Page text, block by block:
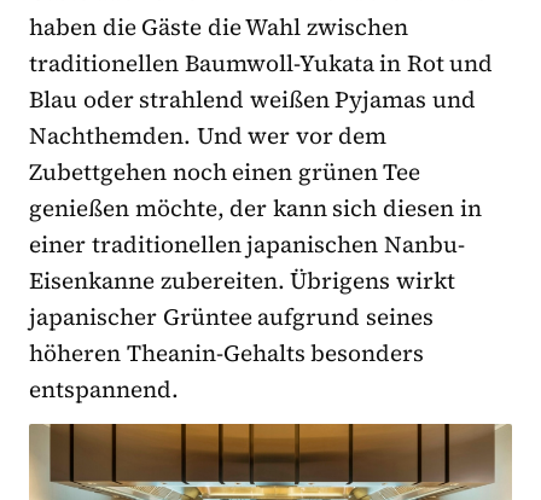
haben die Gäste die Wahl zwischen
traditionellen Baumwoll-Yukata in Rot und
Blau oder strahlend weißen Pyjamas und
Nachthemden. Und wer vor dem
Zubettgehen noch einen grünen Tee
genießen möchte, der kann sich diesen in
einer traditionellen japanischen Nanbu-
Eisenkanne zubereiten. Übrigens wirkt
japanischer Grüntee aufgrund seines
höheren Theanin-Gehalts besonders
entspannend.